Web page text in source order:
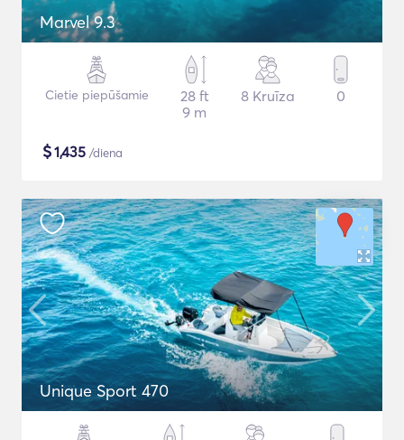
Marvel 9.3
Cietie piepūšamie
28 ft
9 m
8 Kruīza 0
$1,435 /diena
Unique Sport 470